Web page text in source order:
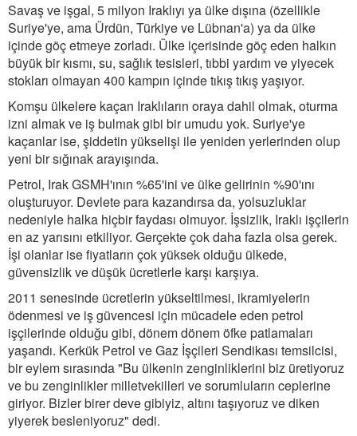
Savaş ve işgal, 5 milyon Iraklıyı ya ülke dışına (özellikle
Suriye'ye, ama Ürdün, Türkiye ve Lübnan'a) ya da ülke
içinde göç etmeye zorladı. Ülke içerisinde göç eden halkın
büyük bir kısmı, su, sağlık tesisleri, tıbbi yardım ve yiyecek
stokları olmayan 400 kampın içinde tıkış tıkış yaşıyor.
Komşu ülkelere kaçan Iraklıların oraya dahil olmak, oturma
izni almak ve iş bulmak gibi bir umudu yok. Suriye'ye
kaçanlar ise, şiddetin yükselişi ile yeniden yerlerinden olup
yeni bir sığınak arayışında.
Petrol, Irak GSMH'ının %65'ini ve ülke gelirinin %90'ını
oluşturuyor. Devlete para kazandırsa da, yolsuzluklar
nedeniyle halka hiçbir faydası olmuyor. İşsizlik, Iraklı işçilerin
en az yarısını etkiliyor. Gerçekte çok daha fazla olsa gerek.
İşi olanlar ise fiyatların çok yüksek olduğu ülkede,
güvensizlik ve düşük ücretlerle karşı karşıya.
2011 senesinde ücretlerin yükseltilmesi, ikramiyelerin
ödenmesi ve iş güvencesi için mücadele eden petrol
işçilerinde olduğu gibi, dönem dönem öfke patlamaları
yaşandı. Kerkük Petrol ve Gaz İşçileri Sendikası temsilcisi,
bir eylem sırasında "Bu ülkenin zenginliklerini biz üretiyoruz
ve bu zenginlikler milletvekilleri ve sorumluların ceplerine
giriyor. Bizler birer deve gibiyiz, altını taşıyoruz ve diken
yiyerek besleniyoruz" dedi.